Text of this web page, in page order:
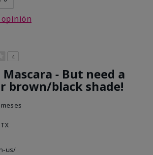
4
- But need a
brown/black shade!
meses
us/